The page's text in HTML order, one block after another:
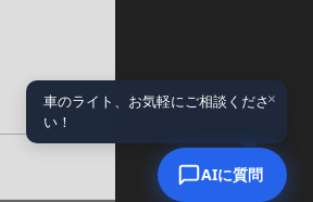
AIに質問
×
車のライト、お気軽にご相談くださ
い！